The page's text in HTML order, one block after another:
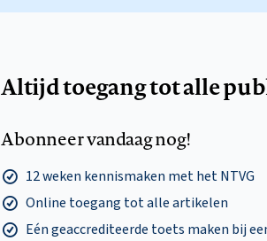
Altijd toegang tot alle
Abonneer vandaag nog!
12 weken kennismaken met het NTVG
Online toegang tot alle artikelen
Eén geaccrediteerde toets maken bij